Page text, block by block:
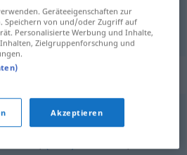
Dummheit
für "himmelschreiend"
,ungeheuerlich
unmöglich
Geräteeigenschaften zur
Speichern von und/oder Zugriff auf
Personalisierte Werbung und Inhalte,
Zielgruppenforschung und
Akzeptieren